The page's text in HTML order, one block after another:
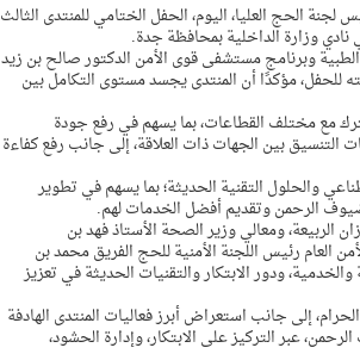
الحج العليا، اليوم، الحفل الختامي للمنتدى الثالث
نادي وزارة الداخلية بمحافظة جدة.
الطبية وبرنامج مستشفى قوى الأمن الدكتور صالح بن زيد
للحفل، مؤكدًا أن المنتدى يجسد مستوى التكامل بين
مع مختلف القطاعات، بما يسهم في رفع جودة
لضيوف الرحمن خلال موسم حج 1447هـ، وتعزيز مستويات التنسيق بين الجهات ذات العلاقة، إلى جانب رفع كفاءة
والحلول التقنية الحديثة؛ بما يسهم في تطوير
ضيوف الرحمن وتقديم أفضل الخدمات لهم.
الربيعة، ومعالي وزير الصحة الأستاذ فهد بن
العام رئيس اللجنة الأمنية للحج الفريق محمد بن
ودور الابتكار والتقنيات الحديثة في تعزيز
إلى جانب استعراض أبرز فعاليات المنتدى الهادفة
عبر التركيز على الابتكار، وإدارة الحشود،